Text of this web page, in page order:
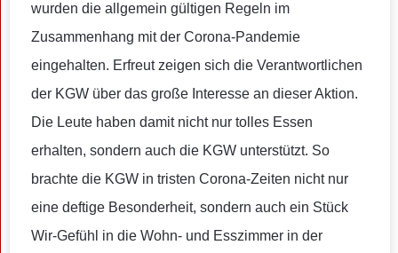
wurden die allgemein gültigen Regeln im
Zusammenhang mit der Corona-Pandemie
eingehalten. Erfreut zeigen sich die Verantwortlichen
der KGW über das große Interesse an dieser Aktion.
Die Leute haben damit nicht nur tolles Essen
erhalten, sondern auch die KGW unterstützt. So
brachte die KGW in tristen Corona-Zeiten nicht nur
eine deftige Besonderheit, sondern auch ein Stück
Wir-Gefühl in die Wohn- und Esszimmer in der